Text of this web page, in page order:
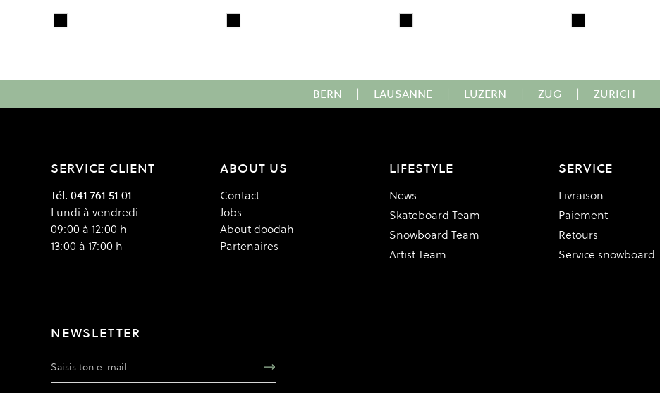
Colour
Black Colour
Black Colour
Black Colour
Black
BERN | LAUSANNE | LUZERN | ZUG | ZÜRICH
SERVICE CLIENT
Tél. 041 761 51 01
Lundi à vendredi
09:00 à 12:00 h
13:00 à 17:00 h
ABOUT US
Contact
Jobs
About doodah
Partenaires
LIFESTYLE
News
Skateboard Team
Snowboard Team
Artist Team
SERVICE
Livraison
Paiement
Retours
Service snowboard
NEWSLETTER
Adresse e-mail